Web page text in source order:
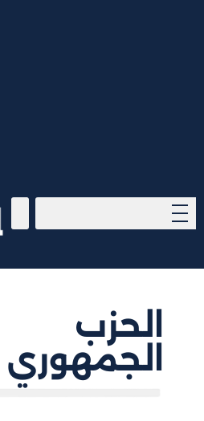
الحزب
الجمهوري